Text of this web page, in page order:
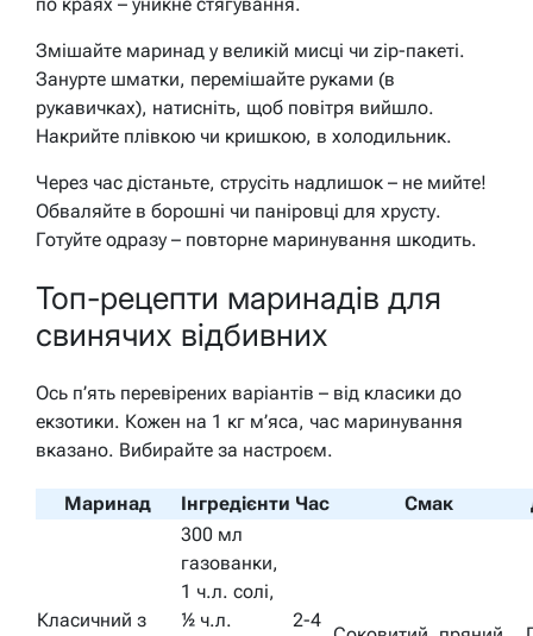
Змішайте маринад у великій мисці чи zip-пакеті.
Занурте шматки, перемішайте руками (в
рукавичках), натисніть, щоб повітря вийшло.
Накрийте плівкою чи кришкою, в холодильник.
Через час дістаньте, струсіть надлишок – не мийте!
Обваляйте в борошні чи паніровці для хрусту.
Готуйте одразу – повторне маринування шкодить.
Топ-рецепти маринадів для
свинячих відбивних
Ось п’ять перевірених варіантів – від класики до
екзотики. Кожен на 1 кг м’яса, час маринування
вказано. Вибирайте за настроєм.
Маринад Інгредієнти Час Смак
Класичний з
300 мл
газованки,
1 ч.л. солі,
½ ч.л.
2-4